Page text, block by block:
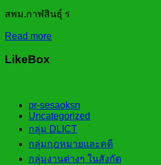
สพม.กาฬสินธุ์ ร
Read more
LikeBox
pr-sesaoksn
Uncategorized
กลุ่ม DLICT
กลุ่มกฎหมายและคดี
กลุ่มงานต่างๆ ในสังกัด